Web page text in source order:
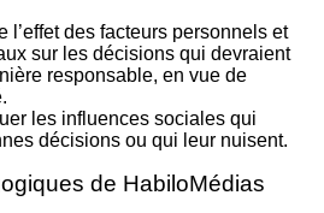
l’effet des facteurs personnels et
sur les décisions qui devraient
responsable, en vue de
les influences sociales qui
décisions ou qui leur nuisent.
de HabiloMédias